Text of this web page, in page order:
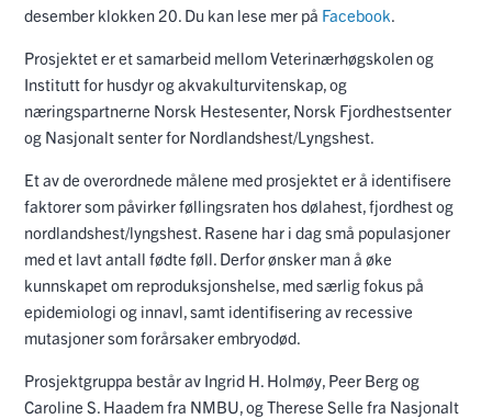
desember klokken 20. Du kan lese mer på Facebook.
Prosjektet er et samarbeid mellom Veterinærhøgskolen og
Institutt for husdyr og akvakulturvitenskap, og
næringspartnerne Norsk Hestesenter, Norsk Fjordhestsenter
og Nasjonalt senter for Nordlandshest/Lyngshest.
Et av de overordnede målene med prosjektet er å identifisere
faktorer som påvirker føllingsraten hos dølahest, fjordhest og
nordlandshest/lyngshest. Rasene har i dag små populasjoner
med et lavt antall fødte føll. Derfor ønsker man å øke
kunnskapet om reproduksjonshelse, med særlig fokus på
epidemiologi og innavl, samt identifisering av recessive
mutasjoner som forårsaker embryodød.
Prosjektgruppa består av Ingrid H. Holmøy, Peer Berg og
Caroline S. Haadem fra NMBU, og Therese Selle fra Nasjonalt